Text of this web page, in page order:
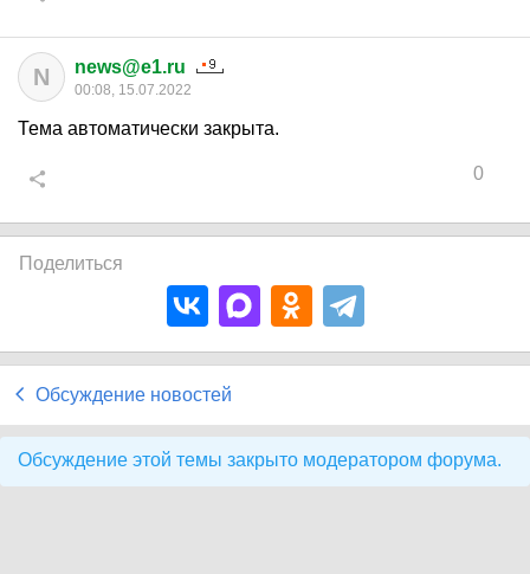
N news@e1.ru
00:08, 15.07.2022
Тема автоматически закрыта.
0
Поделиться
Обсуждение новостей
Обсуждение этой темы закрыто модератором форума.